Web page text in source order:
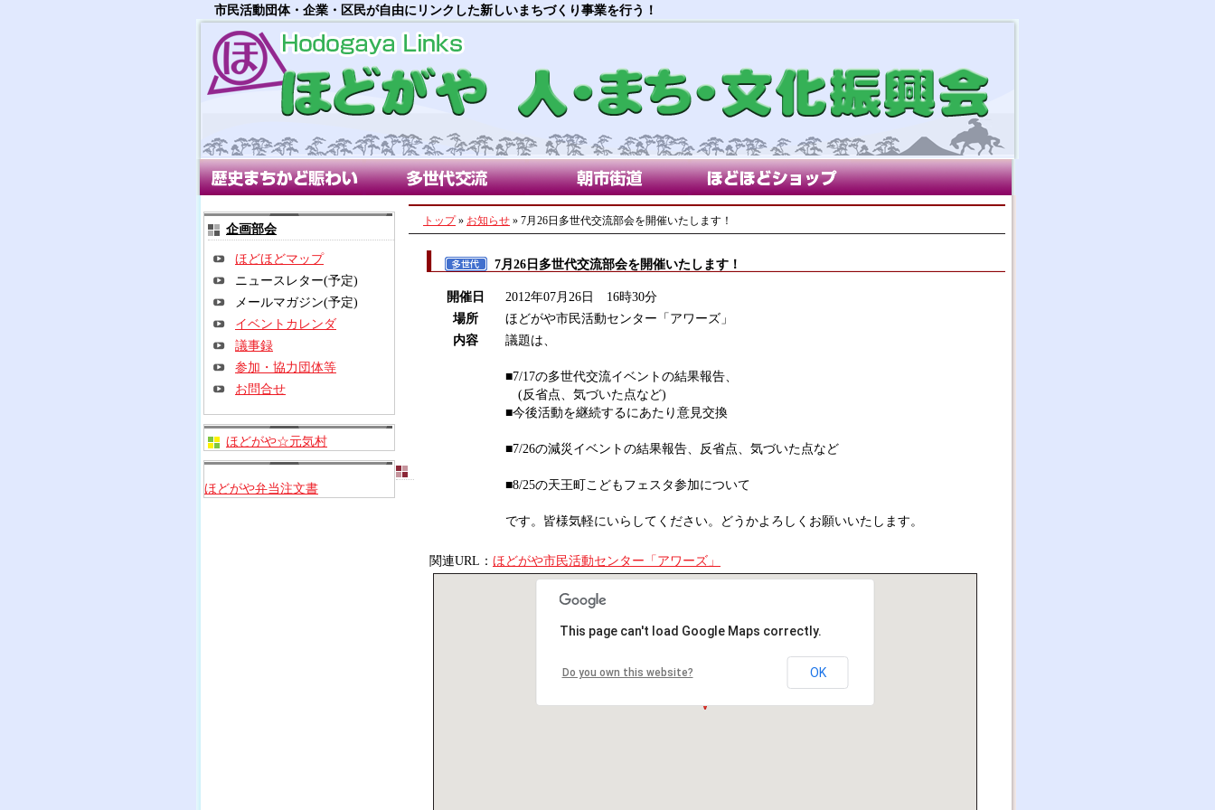
市民活動団体・企業・区民が自由にリンクした新しいまちづくり事業を行う！
多世代交流部会 朝市街道部会 ほどほどショップ
トップ» お知らせ » 7月26日多世代交流部会を開催いたします！
7月26日多世代交流部会を開催いたします！
開催日
2012年07月26日 16時30分
場所
ほどがや市民活動センター「アワーズ」
内容
議題は、
■7/17の多世代交流イベントの結果報告、
(反省点、気づいた点など)
■今後活動を継続するにあたり意見交換
■7/26の減災イベントの結果報告、反省点、気づいた点など
■8/25の天王町こどもフェスタ参加について
です。皆様気軽にいらしてください。どうかよろしくお願いいたします。
関連URL： ほどがや市民活動センター「アワーズ」
This page can't load Google Maps correctly.
Do you own this website? OK
企画部会
ほどほどマップ
ニュースレター(予定)
メールマガジン(予定)
イベントカレンダ
議事録
参加・協力団体等
お問合せ
ほどがや☆元気村
ほどがや弁当注文書